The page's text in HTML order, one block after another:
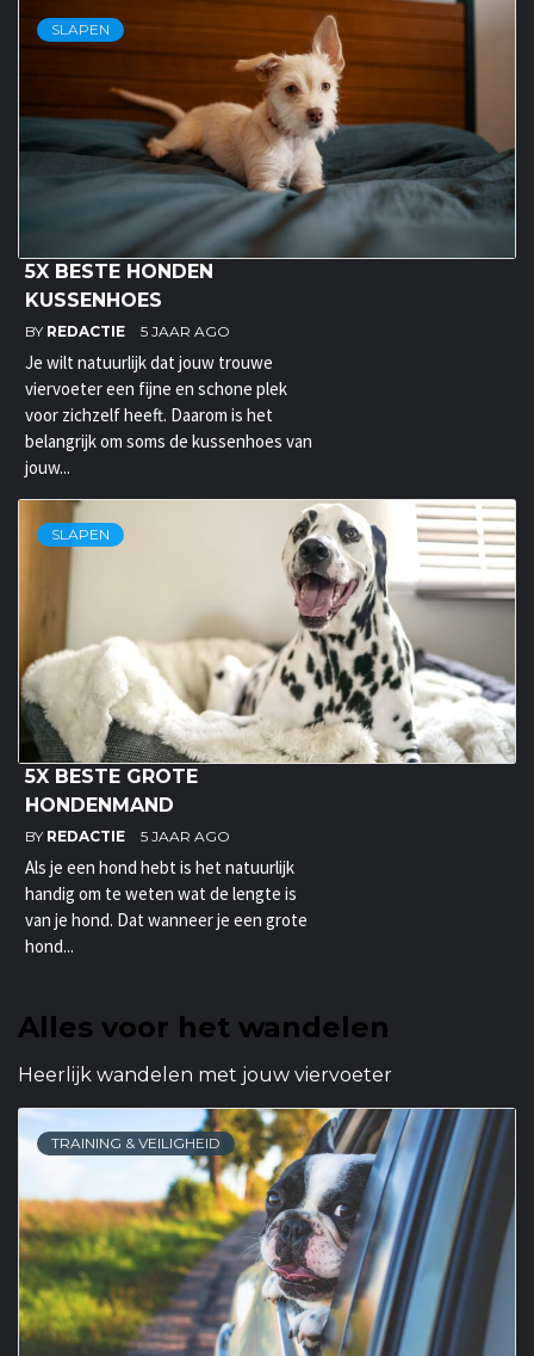
SLAPEN
5X BESTE HONDEN
KUSSENHOES
BY REDACTIE 5 JAAR AGO
Je wilt natuurlijk dat jouw trouwe
viervoeter een fijne en schone plek
voor zichzelf heeft. Daarom is het
belangrijk om soms de kussenhoes van
jouw...
SLAPEN
5X BESTE GROTE
HONDENMAND
BY REDACTIE 5 JAAR AGO
Als je een hond hebt is het natuurlijk
handig om te weten wat de lengte is
van je hond. Dat wanneer je een grote
hond...
Alles voor het wandelen
Heerlijk wandelen met jouw viervoeter
TRAINING & VEILIGHEID